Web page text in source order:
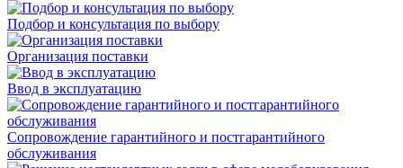
Подбор и консультация по выбору
Организация поставки
Ввод в эксплуатацию
Сопровождение гарантийного и постгарантийного
обслуживания